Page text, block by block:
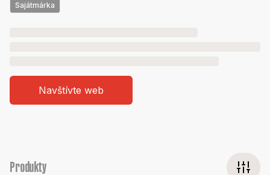
Sajátmárka
Navštívte web
Produkty